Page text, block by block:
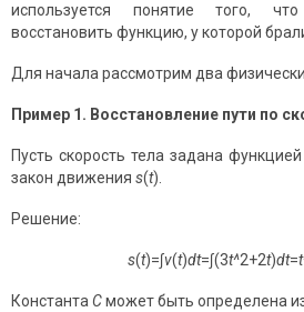
используется понятие того,
восстановить функцию, у которой
Для начала рассмотрим два
Пример 1. Восстановление пути по
Пусть скорость тела задана функцией
закон движения s(t).
Решение:
s(t)=∫v(t)dt=∫(3t^2+2t)dt=t
Константа Cможет быть определена